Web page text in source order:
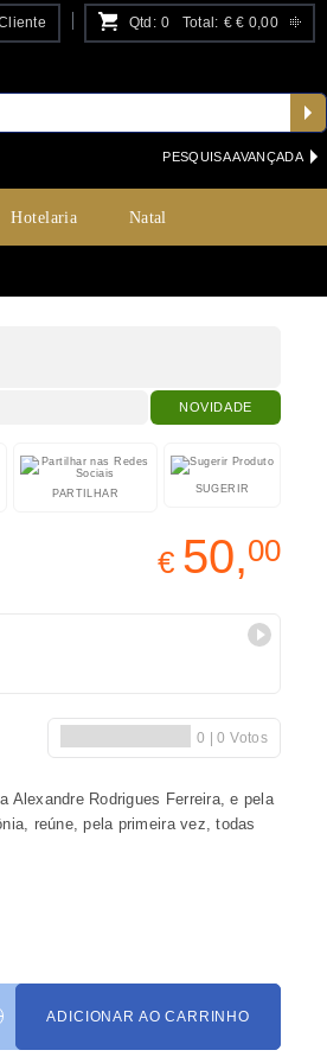
Qtd: 0 Total: €€ 0,00
PESQUISA AVANÇADA
Hotelaria Natal
NOVIDADE
SUGERIR
PARTILHAR
€ 50,00
Alexandre Rodrigues Ferreira, e pela
reúne, pela primeira vez, todas
ADICIONAR AO CARRINHO